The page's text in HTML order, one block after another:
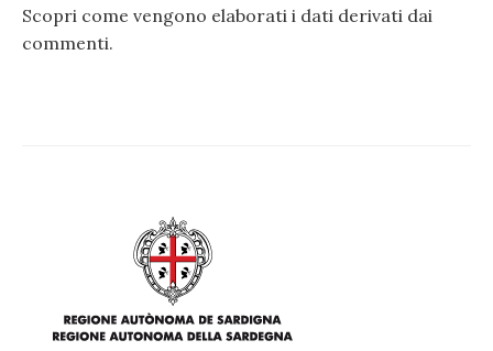
Scopri come vengono elaborati i dati derivati dai
commenti.